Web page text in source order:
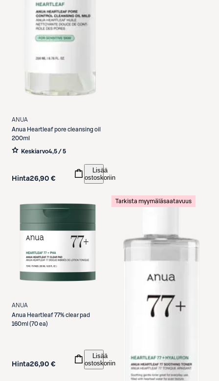
ANUA
Anua Heartleaf pore cleansing oil
200ml
Keskiarvo4,5 / 5
Hinta26,90 €
Lisää
ostoskoriin
ANUA
Anua Heartleaf 77% clear pad
160ml (70 ea)
Hinta26,90 €
Lisää
ostoskoriin
Tarkista myymäläsaatavuus